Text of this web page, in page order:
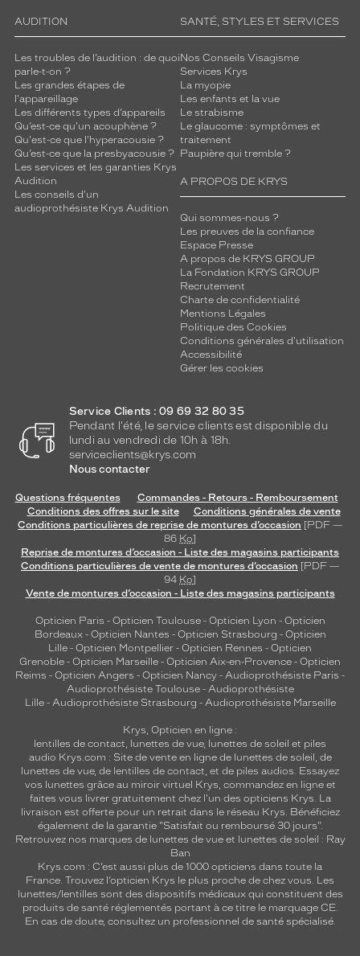
AUDITION
Les troubles de l’audition : de quoi
parle-t-on ?
Les grandes étapes de
l'appareillage
Les différents types d’appareils
Qu’est-ce qu'un acouphène ?
Qu'est-ce que l'hyperacousie ?
Qu’est-ce que la presbyacousie ?
Les services et les garanties Krys
Audition
Les conseils d'un
audioprothésiste Krys Audition
SANTÉ, STYLES ET SERVICES
Nos Conseils Visagisme
Services Krys
La myopie
Les enfants et la vue
Le strabisme
Le glaucome : symptômes et
traitement
Paupière qui tremble ?
A PROPOS DE KRYS
Qui sommes-nous ?
Les preuves de la confiance
Espace Presse
A propos de KRYS GROUP
La Fondation KRYS GROUP
Recrutement
Charte de confidentialité
Mentions Légales
Politique des Cookies
Conditions générales d'utilisation
Accessibilité
Gérer les cookies
Service Clients : 09 69 32 80 35
Pendant l'été, le service clients est disponible du
lundi au vendredi de 10h à 18h.
serviceclients@krys.com
Nous contacter
Questions fréquentes
Commandes - Retours - Remboursement
Conditions des offres sur le site
Conditions générales de vente
Conditions particulières de reprise de montures d’occasion [PDF —
86 Ko]
Reprise de montures d’occasion - Liste des magasins participants
Conditions particulières de vente de montures d’occasion [PDF —
94 Ko]
Vente de montures d’occasion - Liste des magasins participants
Opticien Paris - Opticien Toulouse- Opticien Lyon - Opticien
Bordeaux- Opticien Nantes - Opticien Strasbourg - Opticien
Lille - Opticien Montpellier - Opticien Rennes - Opticien
Grenoble - Opticien Marseille - Opticien Aix-en-Provence - Opticien
Reims - Opticien Angers - Opticien Nancy - Audioprothésiste Paris -
Audioprothésiste Toulouse- Audioprothésiste
Lille- Audioprothésiste Strasbourg - Audioprothésiste Marseille
Krys, Opticien en ligne :
lentilles de contact, lunettes de vue, lunettes de soleil et piles
audio Krys.com : Site de vente en ligne de lunettes de soleil, de
lunettes de vue, de lentilles de contact, et de piles audios. Essayez
vos lunettes grâce au miroir virtuel Krys, commandez en ligne et
faites vous livrer gratuitement chez l'un des opticiens Krys. La
livraison est offerte pour un retrait dans le réseau Krys. Bénéficiez
également de la garantie "Satisfait ou remboursé 30 jours".
Retrouvez nos marques de lunettes de vue et lunettes de soleil : Ray
Ban
Krys.com : C’est aussi plus de 1000 opticiens dans toute la
France. Trouvez l’opticien Krys le plus proche de chez vous. Les
lunettes/lentilles sont des dispositifs médicaux qui constituent des
produits de santé réglementés portant à ce titre le marquage CE.
En cas de doute, consultez un professionnel de santé spécialisé.